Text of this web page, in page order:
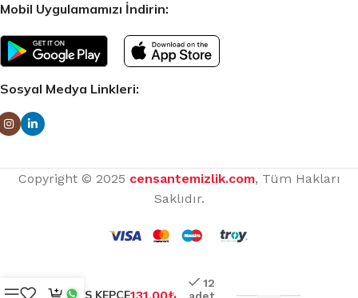
Mobil Uygulamamızı İndirin:
Sosyal Medya Linkleri:
Copyright © 2025 censantemizlik.com, Tüm Hakları
Saklıdır.
SERVİS KEPÇE131.00₺
12
adet